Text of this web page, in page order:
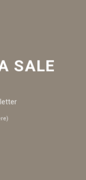
SALE